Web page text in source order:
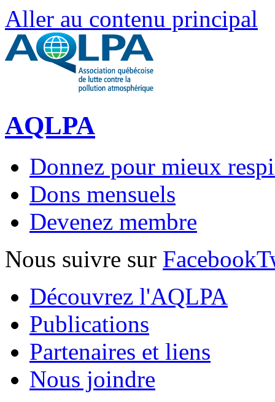
Aller au contenu principal
AQLPA
Donnez pour mieux
Dons mensuels
Devenez membre
Nous suivre sur Facebook
Découvrez l'AQLPA
Publications
Partenaires et liens
Nous joindre